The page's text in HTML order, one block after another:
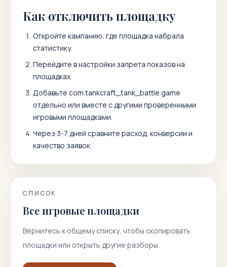
Как отключить площадку
Откройте кампанию, где площадка набрала
статистику.
Перейдите в настройки запрета показов на
площадках.
Добавьте com.tankcraft_tank_battle.game
отдельно или вместе с другими проверенными
игровыми площадками.
Через 3-7 дней сравните расход, конверсии и
качество заявок.
СПИСОК
Все игровые площадки
Вернитесь к общему списку, чтобы скопировать
площадки или открыть другие разборы.